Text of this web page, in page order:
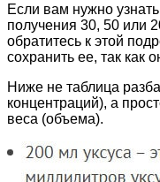
Если вам нужно
получения 30, 50 или
обратитесь к этой
сохранить ее, так как
Ниже не таблица
концентраций), а
веса (объема).